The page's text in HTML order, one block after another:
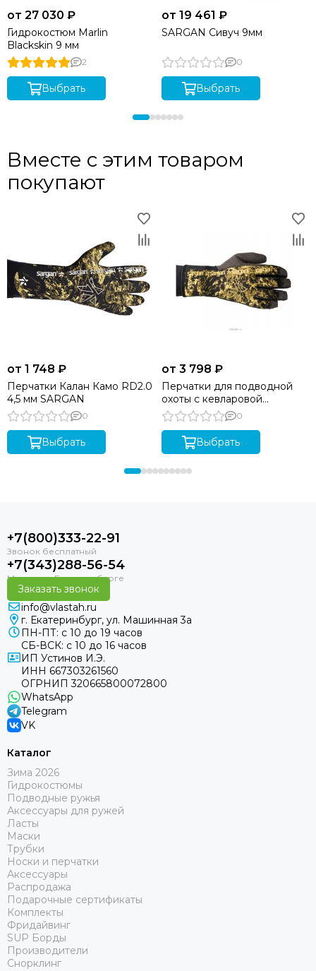
от 27 030 ₽
Гидрокостюм Marlin
Blackskin 9 мм
2
Выбрать
от 19 461 ₽
SARGAN Сивуч 9мм
0
Выбрать
Вместе с этим товаром
покупают
от 1 748 ₽
Перчатки Калан Камо RD2.0
4,5 мм SARGAN
0
Выбрать
от 3 798 ₽
Перчатки для подводной
охоты с кевларовой
ладонью SARGAN Неман
RD2.0 4,5 мм
0
Выбрать
+7(800)333-22-91
+7(343)288-56-54
Заказать звонок
info@vlastah.ru
г. Екатеринбург, ул. Машинная 3а
ПН-ПТ: с 10 до 19 часов
СБ-ВСК: с 10 до 16 часов
ИП Устинов И.Э.
ИНН 667303261560
ОГРНИП 320665800072800
WhatsApp
Telegram
VK
Каталог
Зима 2026
Гидрокостюмы
Подводные ружья
Аксессуары для ружей
Ласты
Маски
Трубки
Носки и перчатки
Аксессуары
Распродажа
Подарочные сертификаты
Комплекты
Фридайвинг
SUP Борды
Производители
Снорклинг